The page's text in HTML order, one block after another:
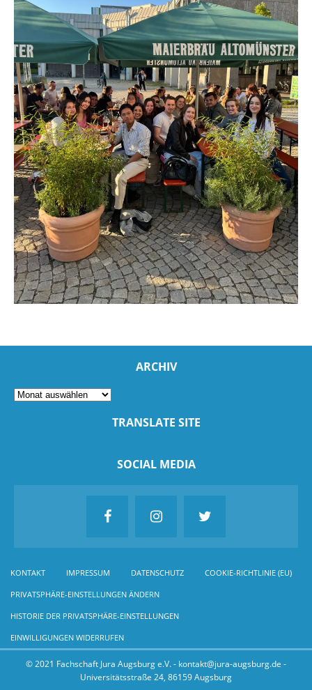
ARCHIV
TRANSLATE SITE
SOCIAL MEDIA
KONTAKT IMPRESSUM DATENSCHUTZ COOKIE-RICHTLINIE (EU)
PRIVATSPHÄRE-EINSTELLUNGEN ÄNDERN
HISTORIE DER PRIVATSPHÄRE-EINSTELLUNGEN
EINWILLIGUNGEN WIDERRUFEN
© 2021 Fachschaft Jura Augsburg e.V. - kontakt@jura-augsburg.de -
Universitätsstraße 24, 86159 Augsburg